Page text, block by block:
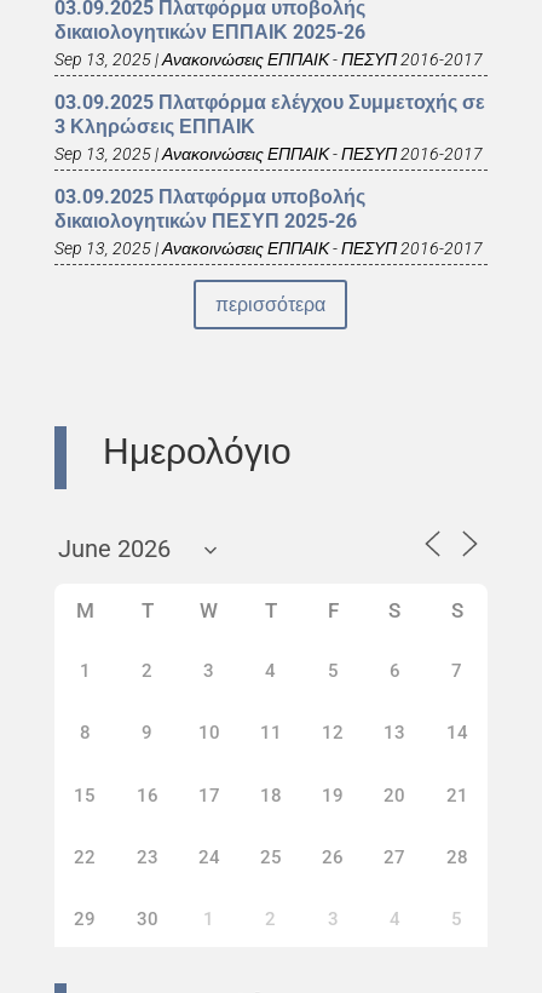
03.09.2025 Πλατφόρμα υποβολής
δικαιολογητικών ΕΠΠΑΙΚ 2025-26
Sep 13, 2025|Ανακοινώσεις ΕΠΠΑΙΚ - ΠΕΣΥΠ 2016-2017
03.09.2025 Πλατφόρμα ελέγχου Συμμετοχής σε
3 Κληρώσεις ΕΠΠΑΙΚ
Sep 13, 2025|Ανακοινώσεις ΕΠΠΑΙΚ - ΠΕΣΥΠ 2016-2017
03.09.2025 Πλατφόρμα υποβολής
δικαιολογητικών ΠΕΣΥΠ 2025-26
Sep 13, 2025|Ανακοινώσεις ΕΠΠΑΙΚ - ΠΕΣΥΠ 2016-2017
περισσότερα
Ημερολόγιο
M T W T F S S
1 2 3 4 5 6 7
8 9 10 11 12 13 14
15 16 17 18 19 20 21
22 23 24 25 26 27 28
29 30 1 2 3 4 5